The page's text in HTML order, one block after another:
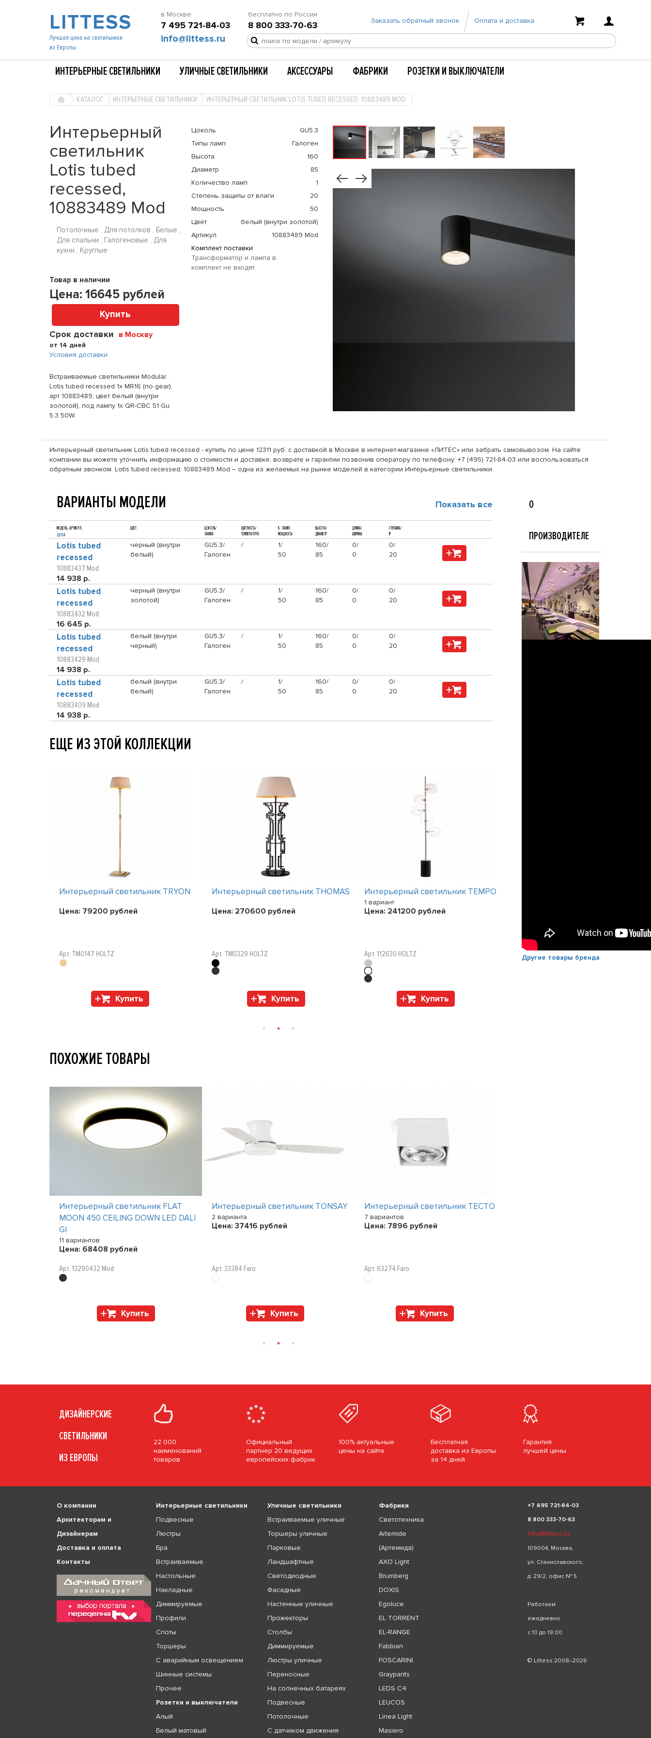
LITTESS
Лучшая цена на светильники
из Европы
в Москве
7 495 721-84-03
бесплатно по России
8 800 333-70-63 Заказать обратный звонок Оплата и доставка
info@littess.ru
ИНТЕРЬЕРНЫЕ СВЕТИЛЬНИКИ УЛИЧНЫЕ СВЕТИЛЬНИКИ АКСЕССУАРЫ ФАБРИКИ РОЗЕТКИ И ВЫКЛЮЧАТЕЛИ
КАТАЛОГ ИНТЕРЬЕРНЫЕ СВЕТИЛЬНИКИ ИНТЕРЬЕРНЫЙ СВЕТИЛЬНИК LOTIS TUBED RECESSED, 10883489 MOD
Интерьерный
светильник
Lotis tubed
recessed,
10883489 Mod
Потолочные , Для потолков , Белые ,
Для спальни , Галогеновые , Для
кухни , Круглые
Товар в наличии
Цена: 16645 рублей
Купить
Срок доставки в Москву
от 14 дней
Условия доставки
Встраиваемые светильники Modular.
Lotis tubed recessed 1x MR16 (no gear),
арт 10883489, цвет белый (внутри
золотой), под лампу 1x QR-CBC 51 Gu
5.3 50W.
Цоколь
GU5.3
Типы ламп
Галоген
Высота
160
Диаметр
85
Количество ламп
1
Степень защиты от влаги
20
Мощность
50
Цвет
белый (внутри золотой)
Артикул
10883489 Mod
Комплект поставки
Трансформатор и лампа в
комплект не входят.
Интерьерный светильник Lotis tubed recessed - купить по цене 12311 руб. с доставкой в Москве в интернет-магазине «ЛИТЕС» или забрать самовывозом. На сайте
компании вы можете уточнить информацию о стоимости и доставке, возврате и гарантии позвонив оператору по телефону: +7 (495) 721-84-03 или воспользоваться
обратным звонком. Lotis tubed recessed, 10883489 Mod – одна из желаемых на рынке моделей в категории Интерьерные светильники.
ВАРИАНТЫ МОДЕЛИ Показать все
МОДЕЛЬ, АРТИКУЛ,
ЦЕНА
ЦВЕТ
ЦОКОЛЬ/
ЛАМПА
ЦВЕТНОСТЬ/
ТЕМПЕРАТУРА
К. ЛАМП/
МОЩНОСТЬ
ВЫСОТА/
ДИАМЕТР
ДЛИНА/
ШИРИНА
ГЛУБИНА/
IP
Lotis tubed
recessed
10883437 Mod
14 938 р.
черный (внутри
белый)
GU5.3/
Галоген
/
1/
50
160/
85
0/
0
0/
20
Lotis tubed
recessed
10883432 Mod
16 645 р.
черный (внутри
золотой)
GU5.3/
Галоген
/
1/
50
160/
85
0/
0
0/
20
Lotis tubed
recessed
10883429 Mod
14 938 р.
белый (внутри
черный)
GU5.3/
Галоген
/
1/
50
160/
85
0/
0
0/
20
Lotis tubed
recessed
10883409 Mod
14 938 р.
белый (внутри
белый)
GU5.3/
Галоген
/
1/
50
160/
85
0/
0
0/
20
ЕЩЕ ИЗ ЭТОЙ КОЛЛЕКЦИИ
Интерьерный светильник TRYON
Цена: 79200 рублей
Арт. TM0147 HOLTZ
Купить
Интерьерный светильник THOMAS
Цена: 270600 рублей
Арт. TM0329 HOLTZ
Купить
Интерьерный светильник TEMPO
1 вариант
Цена: 241200 рублей
Арт. 112630 HOLTZ
Купить
Арт. 112317 HOLTZ
ПОХОЖИЕ ТОВАРЫ
Интерьерный светильник FLAT
MOON 450 CEILING DOWN LED DALI
GI
11 вариантов
Цена: 68408 рублей
Арт. 13290432 Mod
Купить
Интерьерный светильник TONSAY
2 варианта
Цена: 37416 рублей
Арт. 33384 Faro
Купить
Интерьерный светильник TECTO
7 вариантов
Цена: 7896 рублей
Арт. 63274 Faro
Купить
О
ПРОИЗВОДИТЕЛЕ
Другие товары бренда
ДИЗАЙНЕРСКИЕ
СВЕТИЛЬНИКИ
ИЗ ЕВРОПЫ
22 000
наименований
товаров
Официальный
партнер 20 ведущих
европейских фабрик
100% актуальные
цены на сайте
Бесплатная
доставка из Европы
за 14 дней
Гарантия
лучшей цены
О компании
Архитекторам и
Дизайнерам
Доставка и оплата
Контакты
Интерьерные светильники
Подвесные
Люстры
Бра
Встраиваемые
Настольные
Накладные
Диммируемые
Профили
Споты
Торшеры
С аварийным освещением
Шинные системы
Прочее
Розетки и выключатели
Алый
Белый матовый
Уличные светильники
Встраиваемые уличные
Торшеры уличные
Парковые
Ландшафтные
Светодиодные
Фасадные
Настенные уличные
Прожекторы
Столбы
Диммируемые
Люстры уличные
Переносные
На солнечных батареях
Подвесные
Потолочные
С датчиком движения
Фабрики
Светотехника
Artemide
(Артемида)
AXO Light
Brumberg
DOXIS
Egoluce
EL TORRENT
EL-RANGE
Fabbian
FOSCARINI
Graypants
LEDS C4
LEUCOS
Linea Light
Masiero
+7 495 721-84-03
8 800 333-70-63
info@littess.ru
109004, Москва,
ул. Станиславского,
д. 29/2, офис № 5
Работаем
ежедневно
с 10 до 19:00
© Littess 2008–2026